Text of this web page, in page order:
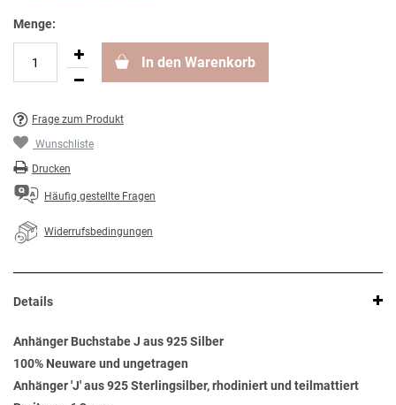
Menge:
In den Warenkorb
Frage zum Produkt
Wunschliste
Drucken
Häufig gestellte Fragen
Widerrufsbedingungen
Details
Anhänger Buchstabe J aus 925 Silber
100% Neuware und ungetragen
Anhänger 'J' aus 925 Sterlingsilber, rhodiniert und teilmattiert